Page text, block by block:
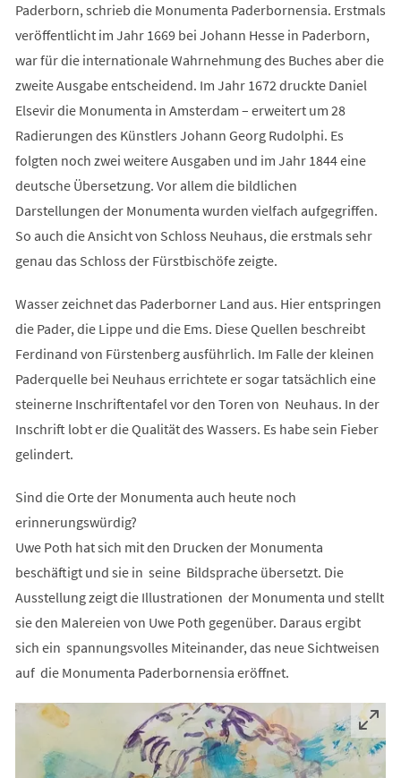
Paderborn, schrieb die Monumenta Paderbornensia. Erstmals
veröffentlicht im Jahr 1669 bei Johann Hesse in Paderborn,
war für die internationale Wahrnehmung des Buches aber die
zweite Ausgabe entscheidend. Im Jahr 1672 druckte Daniel
Elsevir die Monumenta in Amsterdam – erweitert um 28
Radierungen des Künstlers Johann Georg Rudolphi. Es
folgten noch zwei weitere Ausgaben und im Jahr 1844 eine
deutsche Übersetzung. Vor allem die bildlichen
Darstellungen der Monumenta wurden vielfach aufgegriffen.
So auch die Ansicht von Schloss Neuhaus, die erstmals sehr
genau das Schloss der Fürstbischöfe zeigte.
Wasser zeichnet das Paderborner Land aus. Hier entspringen
die Pader, die Lippe und die Ems. Diese Quellen beschreibt
Ferdinand von Fürstenberg ausführlich. Im Falle der kleinen
Paderquelle bei Neuhaus errichtete er sogar tatsächlich eine
steinerne Inschriftentafel vor den Toren von Neuhaus. In der
Inschrift lobt er die Qualität des Wassers. Es habe sein Fieber
gelindert.
Sind die Orte der Monumenta auch heute noch
erinnerungswürdig?
Uwe Poth hat sich mit den Drucken der Monumenta
beschäftigt und sie in seine Bildsprache übersetzt. Die
Ausstellung zeigt die Illustrationen der Monumenta und stellt
sie den Malereien von Uwe Poth gegenüber. Daraus ergibt
sich ein spannungsvolles Miteinander, das neue Sichtweisen
auf die Monumenta Paderbornensia eröffnet.